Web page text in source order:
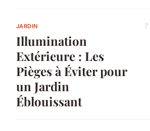
JARDIN
Illumination
Extérieure : Les
Pièges à Éviter pour
un Jardin
Éblouissant
7